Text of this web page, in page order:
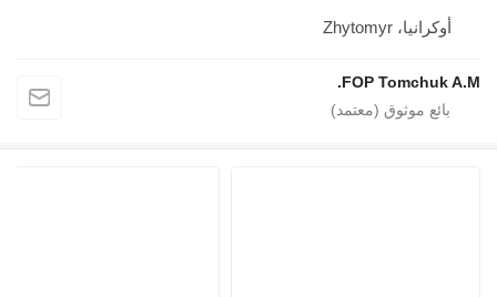
أوكرانيا، Zhytomyr
FOP Tomchuk A.M.